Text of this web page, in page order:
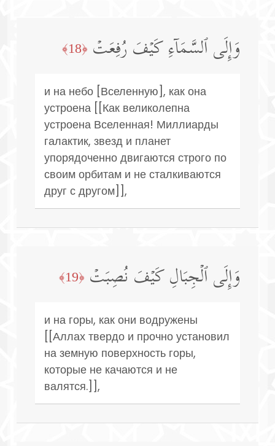
وَإِلَى ٱلسَّمَاۤءِ كَیۡفَ رُفِعَتۡ ﴿18﴾
и на небо [Вселенную], как она
устроена [[Как великолепна
устроена Вселенная! Миллиарды
галактик, звезд и планет
упорядоченно двигаются строго по
своим орбитам и не сталкиваются
друг с другом]],
وَإِلَى ٱلۡجِبَالِ كَیۡفَ نُصِبَتۡ ﴿19﴾
и на горы, как они водружены
[[Аллах твердо и прочно установил
на земную поверхность горы,
которые не качаются и не
валятся.]],